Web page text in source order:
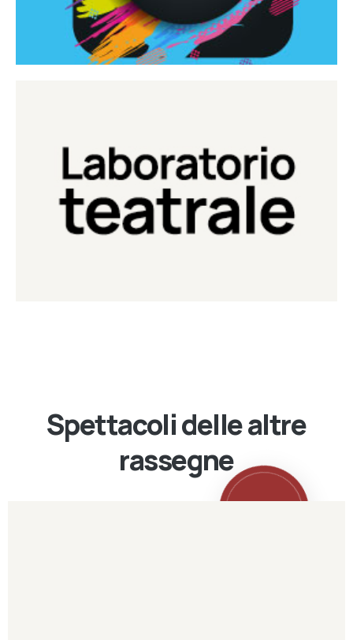
Laboratorio Teatrale
Laboratorio di teatro del Teatro Eduardo de Filippo
Continua
Spettacoli delle altre
rassegne